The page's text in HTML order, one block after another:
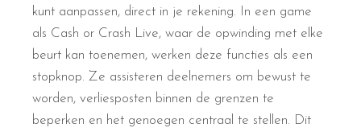
kunt aanpassen, direct in je rekening. In een game
als Cash or Crash Live, waar de opwinding met elke
beurt kan toenemen, werken deze functies als een
stopknop. Ze assisteren deelnemers om bewust te
worden, verliesposten binnen de grenzen te
beperken en het genoegen centraal te stellen. Dit